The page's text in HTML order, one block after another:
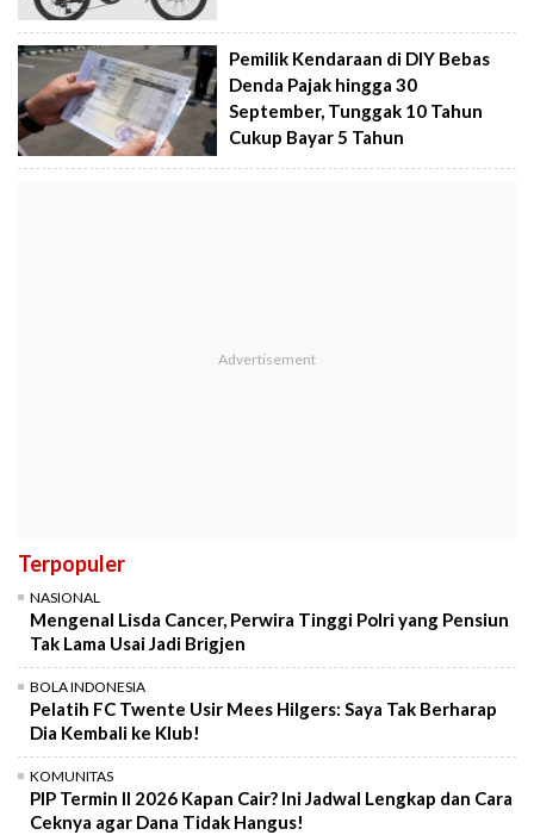
Pemilik Kendaraan di DIY Bebas
Denda Pajak hingga 30
September, Tunggak 10 Tahun
Cukup Bayar 5 Tahun
Terpopuler
NASIONAL
Mengenal Lisda Cancer, Perwira Tinggi Polri yang Pensiun
Tak Lama Usai Jadi Brigjen
BOLA INDONESIA
Pelatih FC Twente Usir Mees Hilgers: Saya Tak Berharap
Dia Kembali ke Klub!
KOMUNITAS
PIP Termin II 2026 Kapan Cair? Ini Jadwal Lengkap dan Cara
Ceknya agar Dana Tidak Hangus!